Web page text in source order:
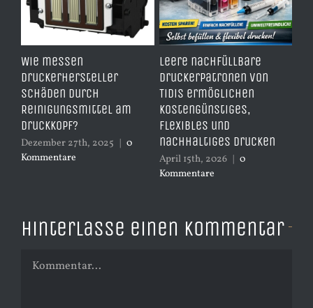
Wie messen
Druckerhersteller
Schäden durch
Reinigungsmittel am
Druckkopf?
Dezember 27th, 2025 | 0
Kommentare
Leere nachfüllbare
Druckerpatronen von
TiDis ermöglichen
kostengünstiges,
flexibles und
nachhaltiges Drucken
April 15th, 2026 | 0
Kommentare
Hinterlasse einen Kommentar
Kommentar